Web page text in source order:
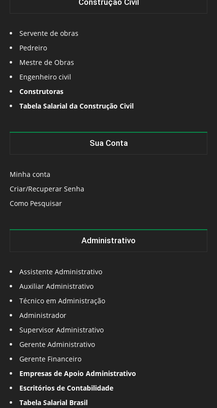
Construção Civil
Servente de obras
Pedreiro
Mestre de Obras
Engenheiro civil
Construtoras
Tabela Salarial da Construção Civil
Sua Conta
Minha conta
Criar/Recuperar Senha
Como Pesquisar
Administrativo
Assistente Administrativo
Auxiliar Administrativo
Técnico em Administração
Administrador
Supervisor Administrativo
Gerente Administrativo
Gerente Financeiro
Empresas de Apoio Administrativo
Escritórios de Contabilidade
Tabela Salarial Brasil